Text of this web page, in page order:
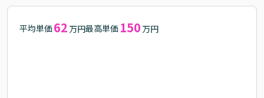
平均単価 62 万円最高単価 150 万円